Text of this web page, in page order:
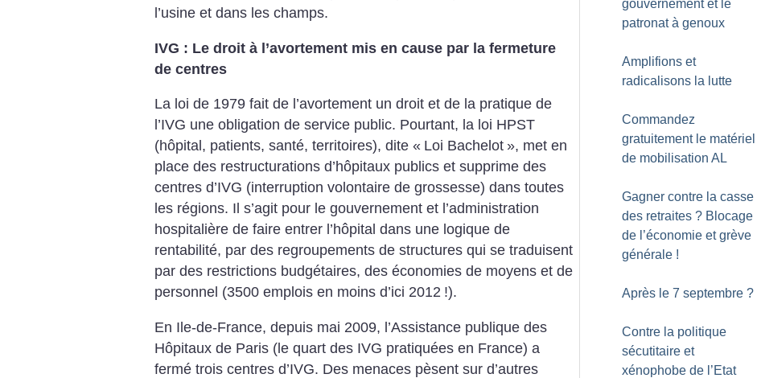
l’usine et dans les champs.
IVG : Le droit à l’avortement mis en cause par la fermeture
de centres
La loi de 1979 fait de l’avortement un droit et de la pratique de
l’IVG une obligation de service public. Pourtant, la loi HPST
(hôpital, patients, santé, territoires), dite « Loi Bachelot », met en
place des restructurations d’hôpitaux publics et supprime des
centres d’IVG (interruption volontaire de grossesse) dans toutes
les régions. Il s’agit pour le gouvernement et l’administration
hospitalière de faire entrer l’hôpital dans une logique de
rentabilité, par des regroupements de structures qui se traduisent
par des restrictions budgétaires, des économies de moyens et de
personnel (3500 emplois en moins d’ici 2012 !).
En Ile-de-France, depuis mai 2009, l’Assistance publique des
Hôpitaux de Paris (le quart des IVG pratiquées en France) a
fermé trois centres d’IVG. Des menaces pèsent sur d’autres
gouvernement et le
patronat à genoux
Amplifions et
radicalisons la lutte
Commandez
gratuitement le matériel
de mobilisation AL
Gagner contre la casse
des retraites ? Blocage
de l’économie et grève
générale !
Après le 7 septembre ?
Contre la politique
sécutitaire et
xénophobe de l’Etat